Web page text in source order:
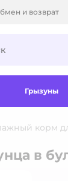
и возврат
Грызуны
корм
в